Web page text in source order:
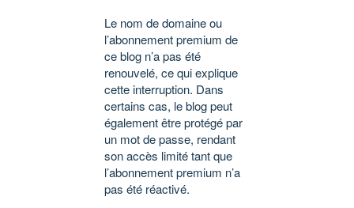
Le nom de domaine ou
l’abonnement premium de
ce blog n’a pas été
renouvelé, ce qui explique
cette interruption. Dans
certains cas, le blog peut
également être protégé par
un mot de passe, rendant
son accès limité tant que
l’abonnement premium n’a
pas été réactivé.